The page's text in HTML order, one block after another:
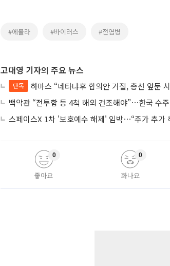
#에볼라 #바이러스 #전염병
고대영 기자의 주요 뉴스
단독
하마스 “네타냐후 합의안 거절, 총선 앞둔
백악관 “전투함 등 4척 해외 건조해야”⋯한국 수
스페이스X 1차 '보호예수 해제' 임박⋯“주가 추가
좋아요
0
화나요
0